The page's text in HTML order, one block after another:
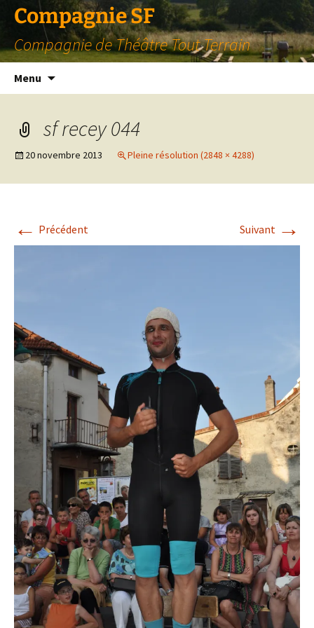
Compagnie SF
Compagnie de Théâtre Tout Terrain
Menu
sf recey 044
20 novembre 2013 Pleine résolution (2848 × 4288)
← Précédent Suivant →